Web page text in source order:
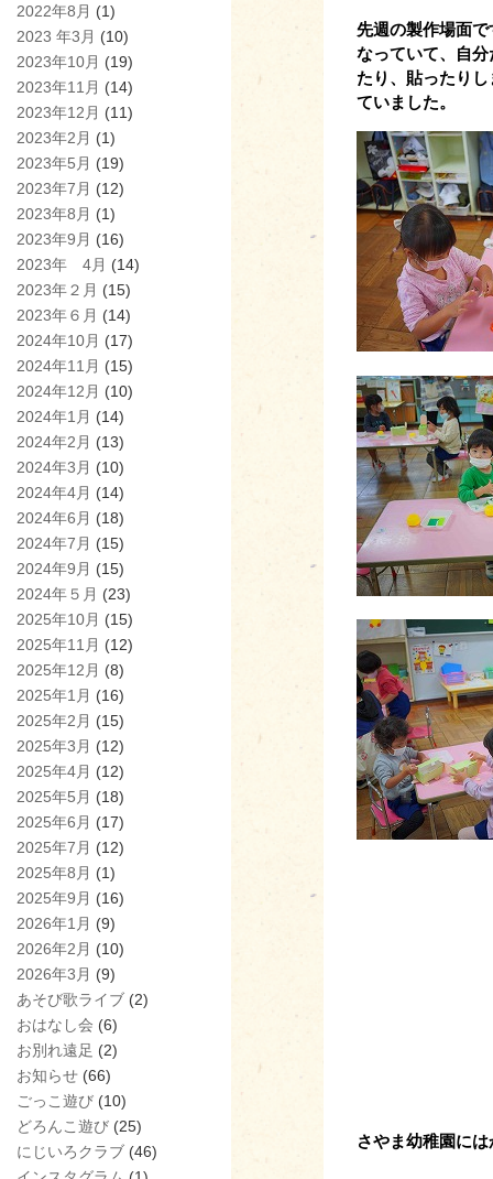
2022年8月 (1)
2023 年3月 (10)
2023年10月 (19)
2023年11月 (14)
2023年12月 (11)
2023年2月 (1)
2023年5月 (19)
2023年7月 (12)
2023年8月 (1)
2023年9月 (16)
2023年 4月 (14)
2023年２月 (15)
2023年６月 (14)
2024年10月 (17)
2024年11月 (15)
2024年12月 (10)
2024年1月 (14)
2024年2月 (13)
2024年3月 (10)
2024年4月 (14)
2024年6月 (18)
2024年7月 (15)
2024年9月 (15)
2024年５月 (23)
2025年10月 (15)
2025年11月 (12)
2025年12月 (8)
2025年1月 (16)
2025年2月 (15)
2025年3月 (12)
2025年4月 (12)
2025年5月 (18)
2025年6月 (17)
2025年7月 (12)
2025年8月 (1)
2025年9月 (16)
2026年1月 (9)
2026年2月 (10)
2026年3月 (9)
あそび歌ライブ (2)
おはなし会 (6)
お別れ遠足 (2)
お知らせ (66)
ごっこ遊び (10)
どろんこ遊び (25)
にじいろクラブ (46)
先週の製作場面
なっていて、自
たり、貼ったり
ていました。
さやま幼稚園に